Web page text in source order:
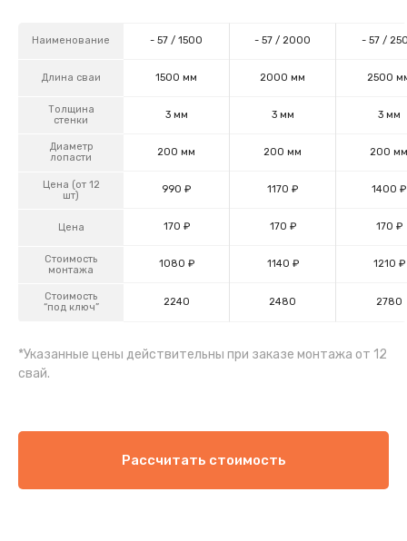
Наименование
Длина сваи
Толщина
стенки
Диаметр
лопасти
Цена (от 12
шт)
Цена
Стоимость
монтажа
Стоимость
“под ключ”
- 57 / 1500
1500 мм
3 мм
200 мм
990 ₽
170 ₽
1080 ₽
2240
- 57 / 2000
2000 мм
3 мм
200 мм
1170 ₽
170 ₽
1140 ₽
2480
- 57 /
2500
3 мм
200 мм
1400 ₽
170 ₽
1210 ₽
2780
*Указанные цены действительны при заказе монтажа от 12
свай.
Рассчитать стоимость